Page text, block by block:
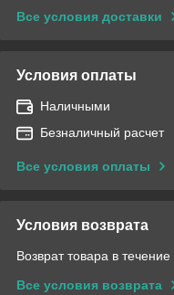
Все условия доставки
Условия оплаты
Наличными
Безналичный расчет
Все условия оплаты
Условия возврата
Возврат товара в
Все условия возврата